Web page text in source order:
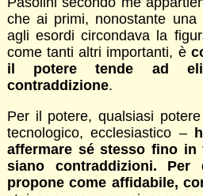
che ai primi, nonostante
agli esordi circondava la
come tanti altri importanti, è
il potere tende ad
contraddizione.
Per il potere, qualsiasi
tecnologico, ecclesiastico –
affermare sé stesso fino in
siano contraddizioni.
propone come affidabile,